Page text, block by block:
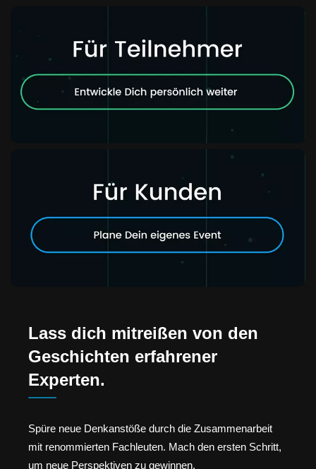
Lass dich mitreißen von den
Geschichten erfahrener
Experten.
Spüre neue Denkanstöße durch die Zusammenarbeit
mit renommierten Fachleuten. Mach den ersten Schritt,
um neue Perspektiven zu gewinnen.